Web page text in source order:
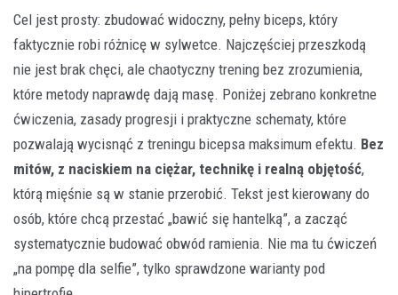
Cel jest prosty: zbudować widoczny, pełny biceps, który
faktycznie robi różnicę w sylwetce. Najczęściej przeszkodą
nie jest brak chęci, ale chaotyczny trening bez zrozumienia,
które metody naprawdę dają masę. Poniżej zebrano konkretne
ćwiczenia, zasady progresji i praktyczne schematy, które
pozwalają wycisnąć z treningu bicepsa maksimum efektu. Bez
mitów, z naciskiem na ciężar, technikę i realną objętość,
którą mięśnie są w stanie przerobić. Tekst jest kierowany do
osób, które chcą przestać „bawić się hantelką”, a zacząć
systematycznie budować obwód ramienia. Nie ma tu ćwiczeń
„na pompę dla selfie”, tylko sprawdzone warianty pod